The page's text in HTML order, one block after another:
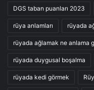
DGS taban puanları 2023
rüya anlamları rüyada
rüyada ağlamak ne anlama
rüyada duygusal boşalma
rüyada kedi görmek